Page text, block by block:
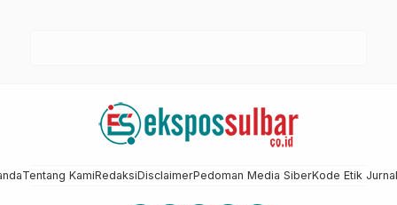
Tentang KamiRedaksiDisclaimerPedoman Media SiberKode Etik